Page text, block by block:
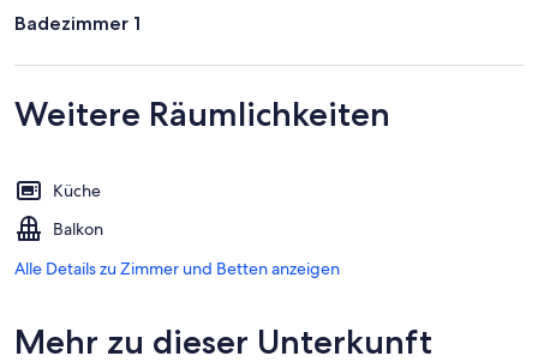
Badezimmer 1
Weitere Räumlichkeiten
Küche
Balkon
Alle Details zu Zimmer und Betten anzeigen
Mehr zu dieser Unterkunft